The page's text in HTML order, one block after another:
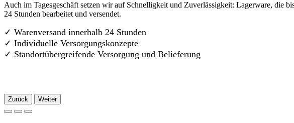
Auch im Tagesgeschäft setzen wir auf Schnelligkeit und Zuverlässigkeit: Lagerware, die
24 Stunden bearbeitet und versendet.
✓ Warenversand innerhalb 24 Stunden
✓ Individuelle Versorgungskonzepte
✓ Standortübergreifende Versorgung und Belieferung
Zurück Weiter